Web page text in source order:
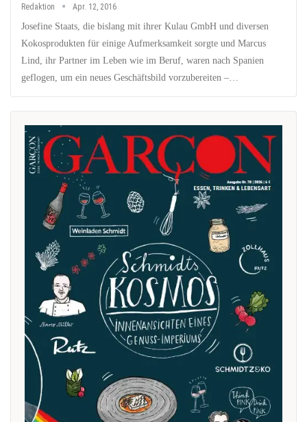
Redaktion Apr. 12, 2016
Josefine Staats, die bislang mit ihrer Kulau GmbH und diversen
Kokosprodukten für einige Aufmerksamkeit sorgte und Marcus
Lind, ihr Partner im Leben wie im Beruf, waren nach Spanien
geflogen, um ein neues Geschäftsbild vorzubereiten –…